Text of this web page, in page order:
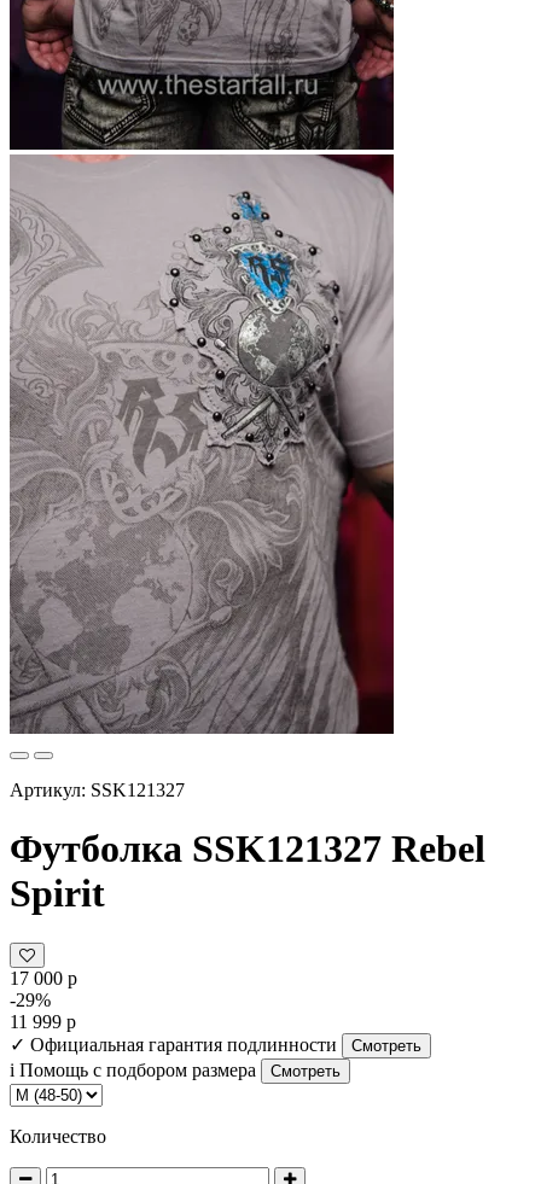
Артикул: SSK121327
Футболка SSK121327 Rebel
Spirit
17 000 р
-29%
11 999 р
✓ Официальная гарантия подлинности Смотреть
i Помощь с подбором размера Смотреть
Количество